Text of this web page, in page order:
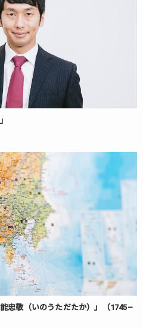
忠敬（いのうただたか）」（1745–